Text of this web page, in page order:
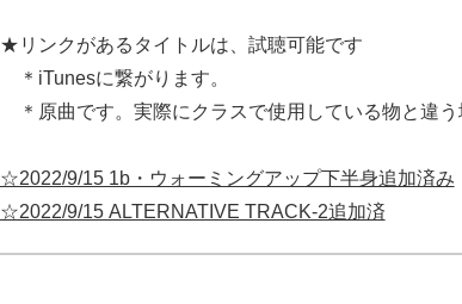
★リンクがあるタイトルは、試聴可能です
＊iTunesに繋がります。
＊原曲です。実際にクラスで使用している物と違う
☆2022/9/15 1b・ウォーミングアップ下半身追加済み
☆2022/9/15 ALTERNATIVE TRACK-2追加済